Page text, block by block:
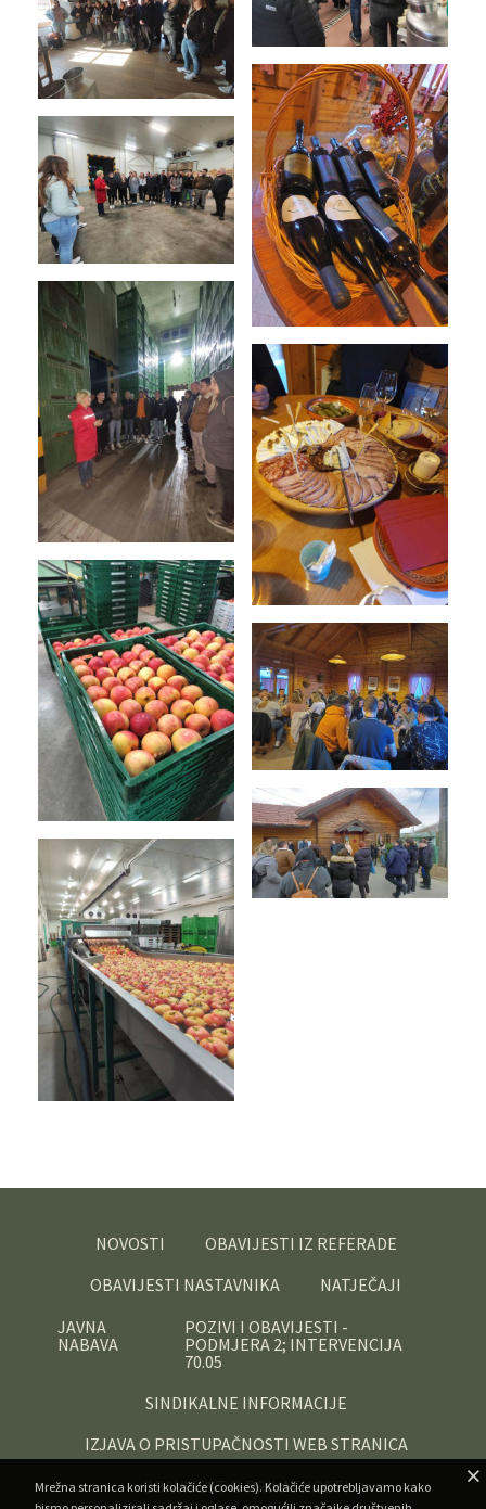
NOVOSTI
OBAVIJESTI IZ REFERADE
OBAVIJESTI NASTAVNIKA
NATJEČAJI
JAVNA
NABAVA
POZIVI I OBAVIJESTI -
PODMJERA 2; INTERVENCIJA
70.05
SINDIKALNE INFORMACIJE
IZJAVA O PRISTUPAČNOSTI WEB STRANICA
OBAVIJEST O PRIVATNOSTI
Mrežna stranica koristi kolačiće (cookies). Kolačiće upotrebljavamo kako